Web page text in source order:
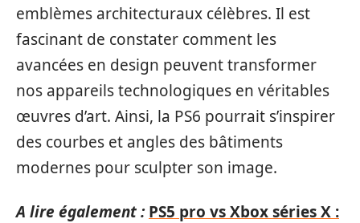
emblèmes architecturaux célèbres. Il est
fascinant de constater comment les
avancées en design peuvent transformer
nos appareils technologiques en véritables
œuvres d’art. Ainsi, la PS6 pourrait s’inspirer
des courbes et angles des bâtiments
modernes pour sculpter son image.
A lire également : PS5 pro vs Xbox séries X :